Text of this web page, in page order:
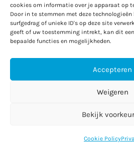
cookies om informatie over je apparaat op
Door in te stemmen met deze
surfgedrag of unieke ID's op deze site
geeft of uw toestemming intrekt, kan dit
bepaalde functies en mogelijkheden.
Accepteren
Weigeren
Bekijk
Cookie Policy
Maandag – vrijdag
8:30 – 17:00 uur
Copyright © 2026 | 4S